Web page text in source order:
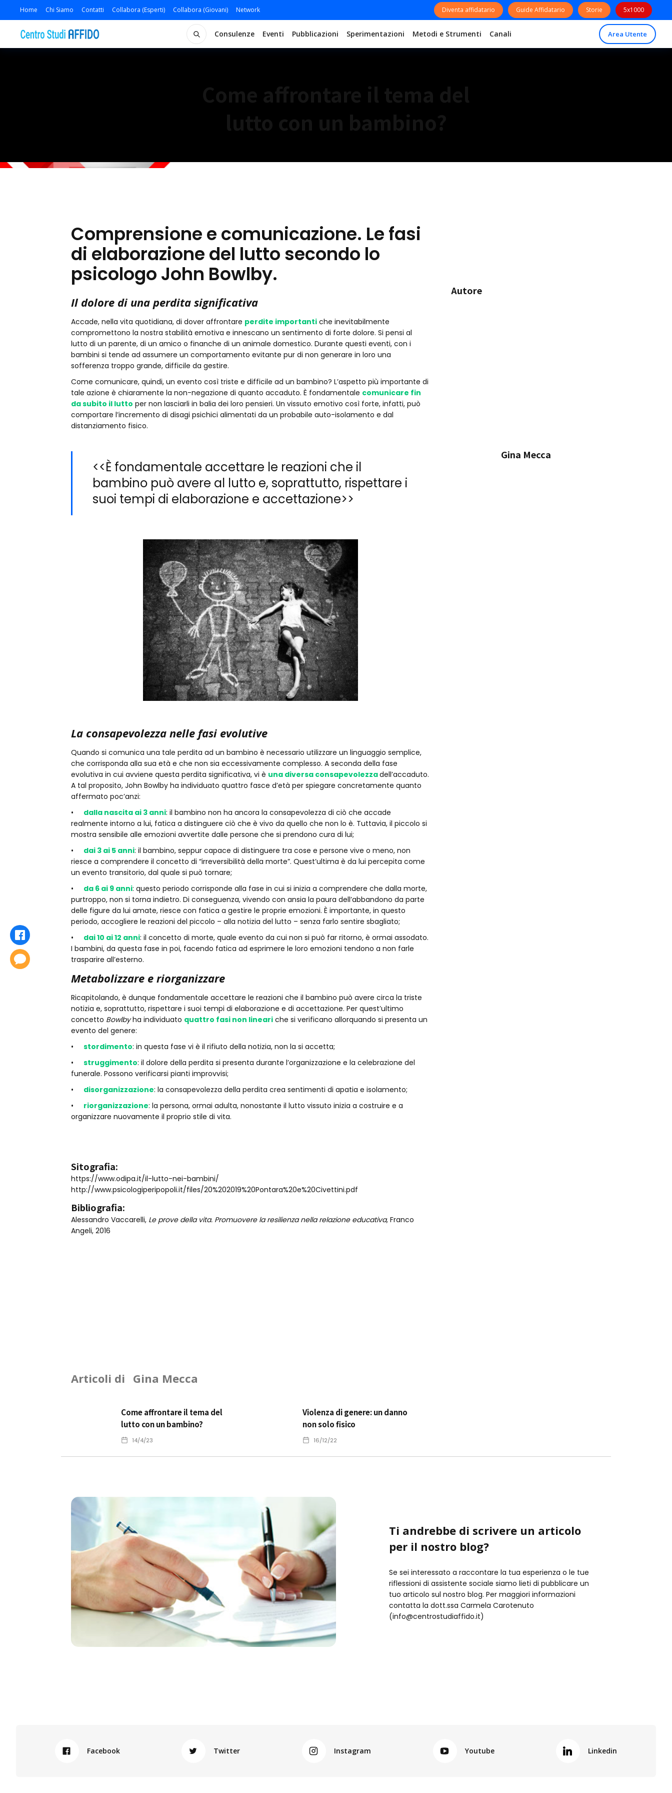
Home Chi Siamo Contatti Collabora (Esperti) Collabora (Giovani) Network Diventa affidatario Guide Affidatario Storie 5x1000
Consulenze Eventi Pubblicazioni Sperimentazioni Metodi e Strumenti Canali Area Utente
Comprensione e comunicazione. Le fasi
di elaborazione del lutto secondo lo
psicologo John Bowlby.
Il dolore di una perdita significativa
Accade, nella vita quotidiana, di dover affrontare perdite importanti che inevitabilmente
compromettono la nostra stabilità emotiva e innescano un sentimento di forte dolore. Si pensi al
lutto di un parente, di un amico o finanche di un animale domestico. Durante questi eventi, con i
bambini si tende ad assumere un comportamento evitante pur di non generare in loro una
sofferenza troppo grande, difficile da gestire.
Come comunicare, quindi, un evento così triste e difficile ad un bambino? L’aspetto più importante di
tale azione è chiaramente la non-negazione di quanto accaduto. È fondamentale comunicare fin
da subito il lutto per non lasciarli in balia dei loro pensieri. Un vissuto emotivo così forte, infatti, può
comportare l’incremento di disagi psichici alimentati da un probabile auto-isolamento e dal
distanziamento fisico.
<<È fondamentale accettare le reazioni che il
bambino può avere al lutto e, soprattutto, rispettare i
suoi tempi di elaborazione e accettazione>>
La consapevolezza nelle fasi evolutive
Quando si comunica una tale perdita ad un bambino è necessario utilizzare un linguaggio semplice,
che corrisponda alla sua età e che non sia eccessivamente complesso. A seconda della fase
evolutiva in cui avviene questa perdita significativa, vi è una diversa consapevolezzadell’accaduto.
A tal proposito, John Bowlby ha individuato quattro fasce d’età per spiegare concretamente quanto
affermato poc’anzi:
• dalla nascita ai 3 anni: il bambino non ha ancora la consapevolezza di ciò che accade
realmente intorno a lui, fatica a distinguere ciò che è vivo da quello che non lo è. Tuttavia, il piccolo si
mostra sensibile alle emozioni avvertite dalle persone che si prendono cura di lui;
• dai 3 ai 5 anni: il bambino, seppur capace di distinguere tra cose e persone vive o meno, non
riesce a comprendere il concetto di “irreversibilità della morte”. Quest’ultima è da lui percepita come
un evento transitorio, dal quale si può tornare;
• da 6 ai 9 anni: questo periodo corrisponde alla fase in cui si inizia a comprendere che dalla morte,
purtroppo, non si torna indietro. Di conseguenza, vivendo con ansia la paura dell’abbandono da parte
delle figure da lui amate, riesce con fatica a gestire le proprie emozioni. È importante, in questo
periodo, accogliere le reazioni del piccolo – alla notizia del lutto – senza farlo sentire sbagliato;
• dai 10 ai 12 anni: il concetto di morte, quale evento da cui non si può far ritorno, è ormai assodato.
I bambini, da questa fase in poi, facendo fatica ad esprimere le loro emozioni tendono a non farle
trasparire all’esterno.
Metabolizzare e riorganizzare
Ricapitolando, è dunque fondamentale accettare le reazioni che il bambino può avere circa la triste
notizia e, soprattutto, rispettare i suoi tempi di elaborazione e di accettazione. Per quest’ultimo
concetto Bowlbyha individuato quattro fasi non lineari che si verificano allorquando si presenta un
evento del genere:
• stordimento: in questa fase vi è il rifiuto della notizia, non la si accetta;
• struggimento: il dolore della perdita si presenta durante l’organizzazione e la celebrazione del
funerale. Possono verificarsi pianti improvvisi;
• disorganizzazione: la consapevolezza della perdita crea sentimenti di apatia e isolamento;
• riorganizzazione: la persona, ormai adulta, nonostante il lutto vissuto inizia a costruire e a
organizzare nuovamente il proprio stile di vita.
Sitografia:
https://www.odipa.it/il-lutto-nei-bambini/
http://www.psicologiperipopoli.it/files/20%202019%20Pontara%20e%20Civettini.pdf
Bibliografia:
Alessandro Vaccarelli, Le prove della vita. Promuovere la resilienza nella relazione educativa, Franco
Angeli, 2016
Autore
Gina Mecca
Articoli di Gina Mecca
Come affrontare il tema del
lutto con un bambino?
14/4/23
Violenza di genere: un danno
non solo fisico
16/12/22
Ti andrebbe di scrivere un articolo
per il nostro blog?
Se sei interessato a raccontare la tua esperienza o le tue
riflessioni di assistente sociale siamo lieti di pubblicare un
tuo articolo sul nostro blog. Per maggiori informazioni
contatta la dott.ssa Carmela Carotenuto
(info@centrostudiaffido.it)
Facebook Twitter Instagram Youtube Linkedin